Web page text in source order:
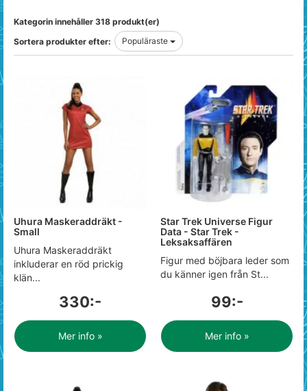
Kategorin innehåller 318 produkt(er)
Sortera produkter efter:
Populäraste
Uhura Maskeraddräkt -
Small
Uhura Maskeraddräkt
inkluderar en röd prickig
klän...
330:-
Mer info »
Star Trek Universe Figur
Data - Star Trek -
Leksaksaffären
Figur med böjbara leder som
du känner igen från St...
99:-
Mer info »